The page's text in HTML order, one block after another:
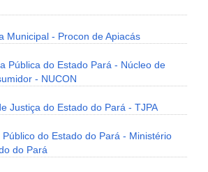
Municipal - Procon de Apiacás
Pública do Estado Pará - Núcleo de
- NUCON
Justiça do Estado do Pará - TJPA
Público do Estado do Pará - Ministério
do Pará